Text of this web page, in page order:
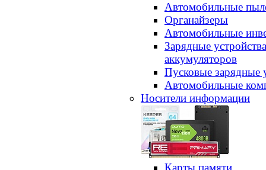
Автомобильные
Органайзеры
Автомобильные
Зарядные
аккумуляторов
Пусковые зарядные
Автомобильные
Носители информации
Карты памяти